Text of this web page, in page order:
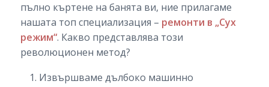
пълно къртене на банята ви, ние прилагаме
нашата топ специализация – ремонти в „Сух
режим“. Какво представлява този
революционен метод?
Извършваме дълбоко машинно